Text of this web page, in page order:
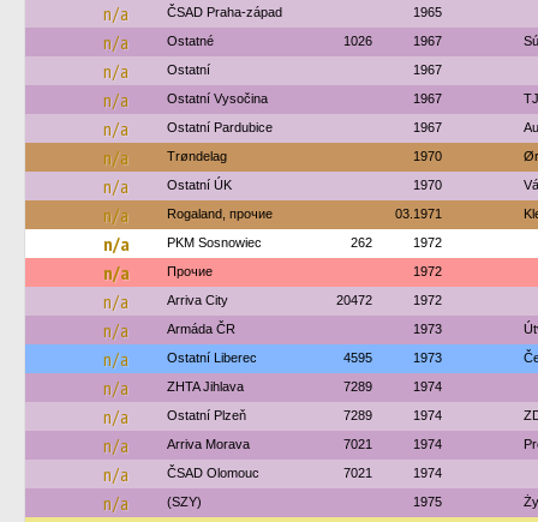
n/a ČSAD Praha-západ 1965
n/a Ostatné 1026 1967
n/a Ostatní 1967
n/a Ostatní Vysočina 1967
n/a Ostatní Pardubice 1967
n/a Trøndelag 1970
n/a Ostatní ÚK 1970
n/a Rogaland, прочие 03.1971
n/a PKM Sosnowiec 262 1972
n/a Прочие 1972
n/a Arriva City 20472 1972
n/a Armáda ČR 1973
n/a Ostatní Liberec 4595 1973
n/a ZHTA Jihlava 7289 1974
n/a Ostatní Plzeň 7289 1974
n/a Arriva Morava 7021 1974
n/a ČSAD Olomouc 7021 1974
n/a (SZY) 1975